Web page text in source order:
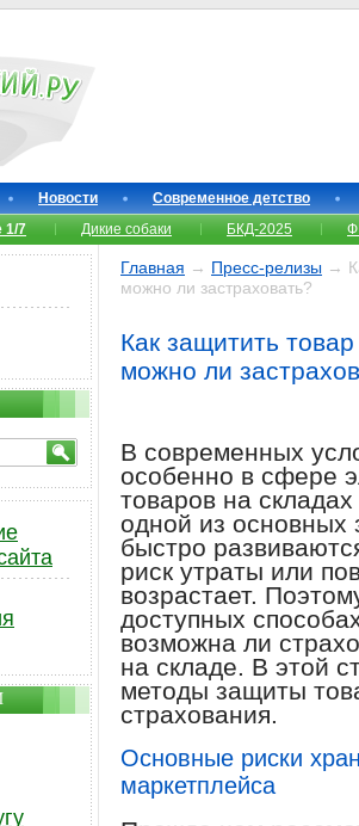
Новости
Современное детство
1/7
Дикие собаки БКД-2025
Главная → Пресс-релизы →
можно ли застраховать?
Как защитить
можно ли
В современных
особенно в сфере
товаров на
одной из основных
быстро
риск утраты или
возрастает.
доступных
возможна ли
на складе. В этой
методы защиты
страхования.
Основные риски
маркетплейса